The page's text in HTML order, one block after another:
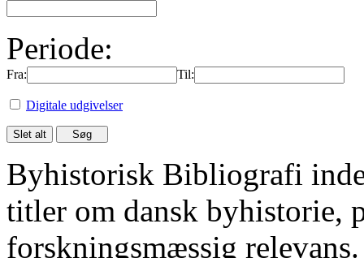
Periode:
Fra: Til:
Digitale udgivelser
Byhistorisk Bibliografi
titler om dansk byhistorie,
forskningsmæssig relevans.